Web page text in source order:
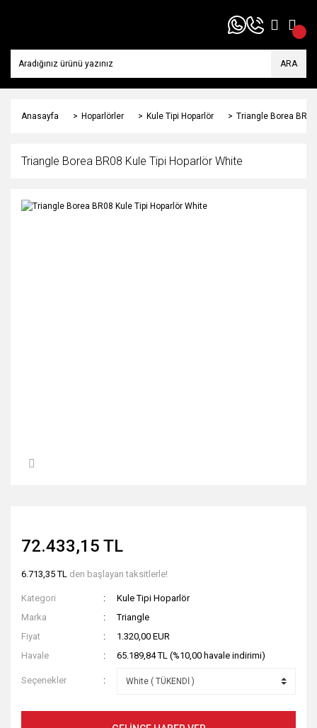
ARA
Anasayfa Hoparlörler Kule Tipi Hoparlör Triangle Borea
Triangle Borea BR08 Kule Tipi Hoparlör White
72.433,15 TL
6.713,35 TL den başlayan taksitlerle!
Kategori
Kule Tipi Hoparlör
Marka
Triangle
Fiyat
1.320,00 EUR
Havale
65.189,84 TL (%10,00 havale indirimi)
Seçenekler